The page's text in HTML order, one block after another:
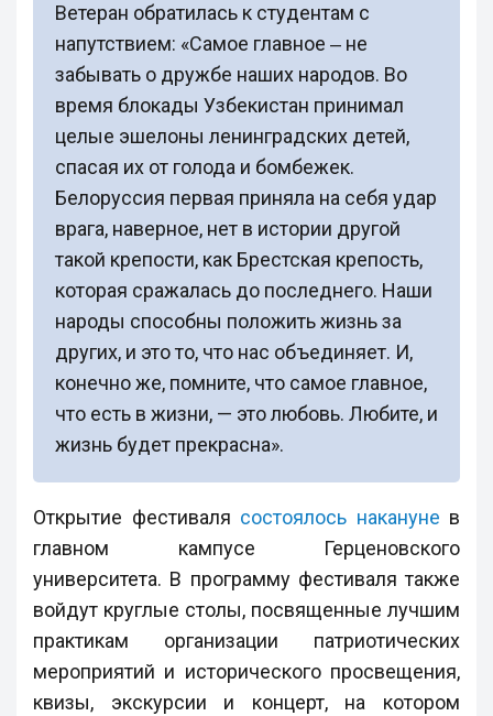
Ветеран обратилась к студентам с
напутствием: «Самое главное ‒ не
забывать о дружбе наших народов. Во
время блокады Узбекистан принимал
целые эшелоны ленинградских детей,
спасая их от голода и бомбежек.
Белоруссия первая приняла на себя удар
врага, наверное, нет в истории другой
такой крепости, как Брестская крепость,
которая сражалась до последнего. Наши
народы способны положить жизнь за
других, и это то, что нас объединяет. И,
конечно же, помните, что самое главное,
что есть в жизни, — это любовь. Любите, и
жизнь будет прекрасна».
Открытие фестиваля состоялось накануне в
главном кампусе Герценовского
университета. В программу фестиваля также
войдут круглые столы, посвященные лучшим
практикам организации патриотических
мероприятий и исторического просвещения,
квизы, экскурсии и концерт, на котором